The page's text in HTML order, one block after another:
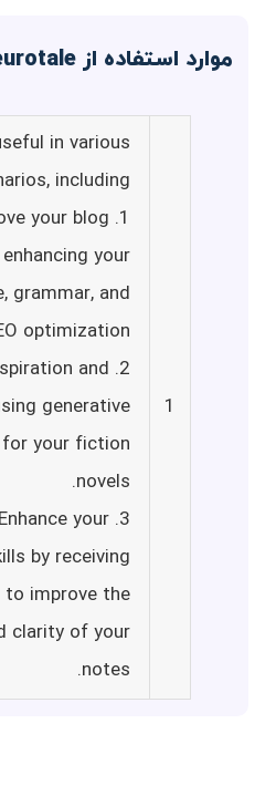
موارد استفاده از Neurotale
1
in various
including:
your blog
your
grammar, and
optimization.
and
generative
your fiction
novels.
your
by receiving
improve the
clarity of your
notes.